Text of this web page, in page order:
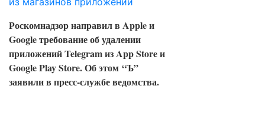
Роскомнадзор направил в Apple и
Google требование об удалении
приложений Telegram из App Store и
Google Play Store. Об этом “Ъ”
заявили в пресс-службе ведомства.